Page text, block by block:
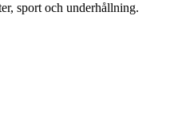
sport och underhållning.